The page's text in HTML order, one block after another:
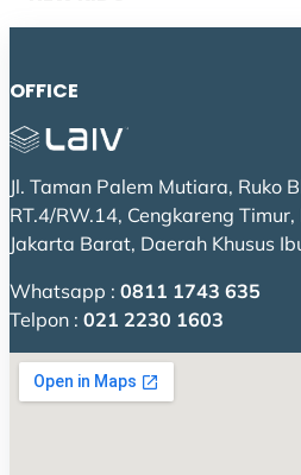
OFFICE
Jl. Taman Palem Mutiara, Ruko
RT.4/RW.14, Cengkareng
Jakarta Barat, Daerah Khusus
Whatsapp : 0811 1743 635
Telpon : 021 2230 1603